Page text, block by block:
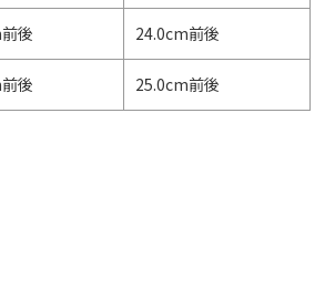
後 24.0cm前後
後 25.0cm前後